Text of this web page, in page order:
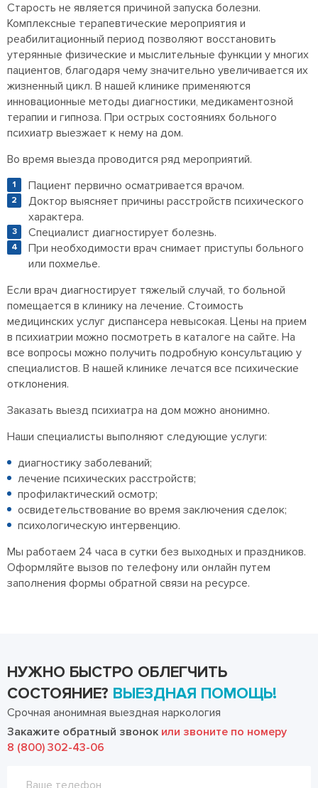
Старость не является причиной запуска болезни.
Комплексные терапевтические мероприятия и
реабилитационный период позволяют восстановить
утерянные физические и мыслительные функции у многих
пациентов, благодаря чему значительно увеличивается их
жизненный цикл. В нашей клинике применяются
инновационные методы диагностики, медикаментозной
терапии и гипноза. При острых состояниях больного
психиатр выезжает к нему на дом.
Во время выезда проводится ряд мероприятий.
Пациент первично осматривается врачом.
Доктор выясняет причины расстройств психического
характера.
Специалист диагностирует болезнь.
При необходимости врач снимает приступы больного
или похмелье.
Если врач диагностирует тяжелый случай, то больной
помещается в клинику на лечение. Стоимость
медицинских услуг диспансера невысокая. Цены на прием
в психиатрии можно посмотреть в каталоге на сайте. На
все вопросы можно получить подробную консультацию у
специалистов. В нашей клинике лечатся все психические
отклонения.
Заказать выезд психиатра на дом можно анонимно.
Наши специалисты выполняют следующие услуги:
диагностику заболеваний;
лечение психических расстройств;
профилактический осмотр;
освидетельствование во время заключения сделок;
психологическую интервенцию.
Мы работаем 24 часа в сутки без выходных и праздников.
Оформляйте вызов по телефону или онлайн путем
заполнения формы обратной связи на ресурсе.
НУЖНО БЫСТРО ОБЛЕГЧИТЬ
СОСТОЯНИЕ? ВЫЕЗДНАЯ ПОМОЩЬ!
Срочная анонимная выездная наркология
Закажите обратный звонок или звоните по номеру
8 (800) 302-43-06